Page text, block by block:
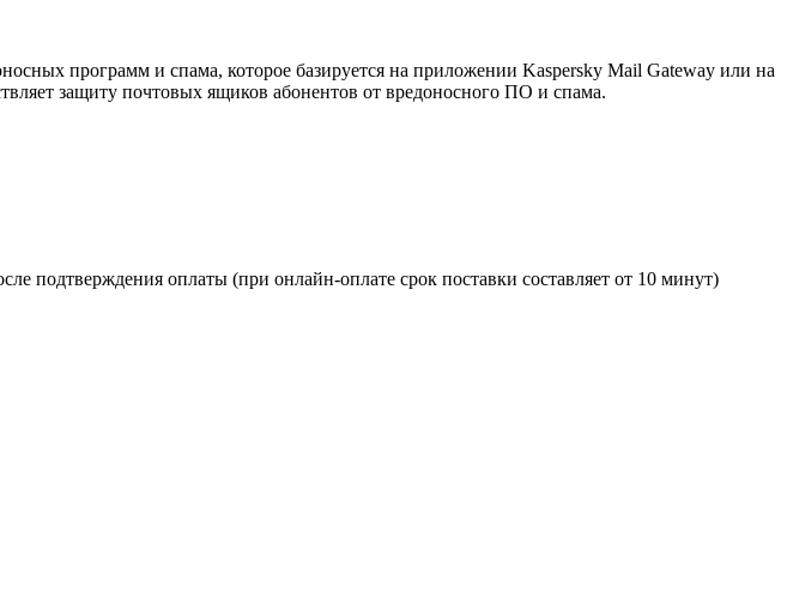
программ и спама, которое базируется на приложении Kaspersky Mail Gateway или на
защиту почтовых ящиков абонентов от вредоносного ПО и спама.
подтверждения оплаты (при онлайн-оплате срок поставки составляет от 10 минут)